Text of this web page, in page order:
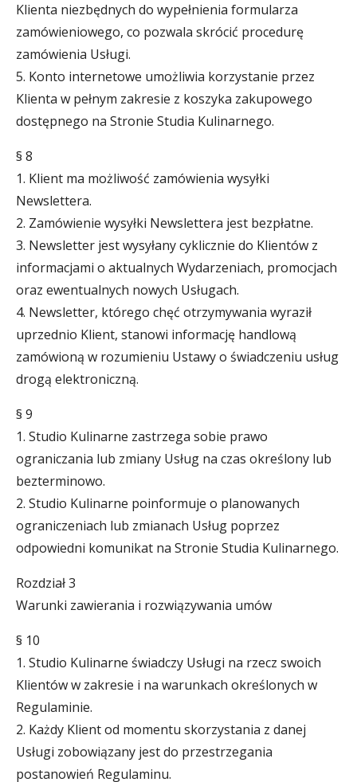
Klienta niezbędnych do wypełnienia formularza
zamówieniowego, co pozwala skrócić procedurę
zamówienia Usługi.
5. Konto internetowe umożliwia korzystanie przez
Klienta w pełnym zakresie z koszyka zakupowego
dostępnego na Stronie Studia Kulinarnego.
§ 8
1. Klient ma możliwość zamówienia wysyłki
Newslettera.
2. Zamówienie wysyłki Newslettera jest bezpłatne.
3. Newsletter jest wysyłany cyklicznie do Klientów z
informacjami o aktualnych Wydarzeniach, promocjach
oraz ewentualnych nowych Usługach.
4. Newsletter, którego chęć otrzymywania wyraził
uprzednio Klient, stanowi informację handlową
zamówioną w rozumieniu Ustawy o świadczeniu usług
drogą elektroniczną.
§ 9
1. Studio Kulinarne zastrzega sobie prawo
ograniczania lub zmiany Usług na czas określony lub
bezterminowo.
2. Studio Kulinarne poinformuje o planowanych
ograniczeniach lub zmianach Usług poprzez
odpowiedni komunikat na Stronie Studia Kulinarnego.
Rozdział 3
Warunki zawierania i rozwiązywania umów
§ 10
1. Studio Kulinarne świadczy Usługi na rzecz swoich
Klientów w zakresie i na warunkach określonych w
Regulaminie.
2. Każdy Klient od momentu skorzystania z danej
Usługi zobowiązany jest do przestrzegania
postanowień Regulaminu.